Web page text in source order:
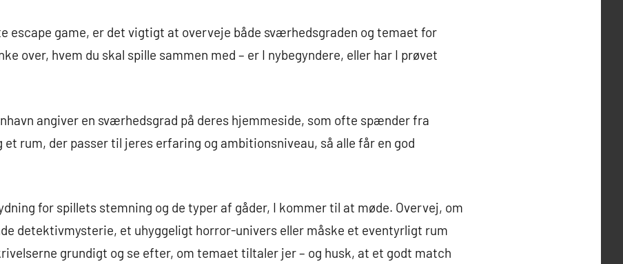
escape game, er det vigtigt at overveje både sværhedsgraden og temaet for
over, hvem du skal spille sammen med – er I nybegyndere, eller har I prøvet
angiver en sværhedsgrad på deres hjemmeside, som ofte spænder fra
rum, der passer til jeres erfaring og ambitionsniveau, så alle får en god
for spillets stemning og de typer af gåder, I kommer til at møde. Overvej, om
detektivmysterie, et uhyggeligt horror-univers eller måske et eventyrligt rum
grundigt og se efter, om temaet tiltaler jer – og husk, at et godt match